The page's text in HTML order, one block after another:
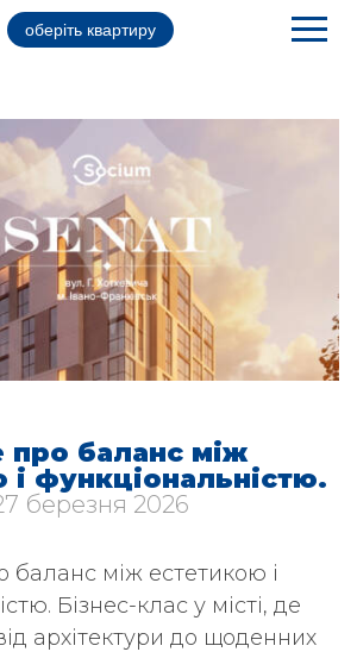
оберіть квартиру
про баланс між
і функціональністю.
березня 2026
баланс між естетикою і
Бізнес-клас у місті, де
архітектури до щоденних